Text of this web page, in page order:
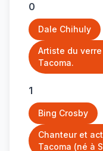
0
Dale Chihuly
Artiste du
Tacoma.
1
Bing Crosby
Chanteur et
Tacoma (né à